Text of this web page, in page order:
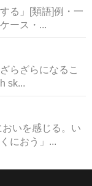
る」[類語]例・一
ース・...
らざらになるこ
sk...
おいを感じる。い
におう」...